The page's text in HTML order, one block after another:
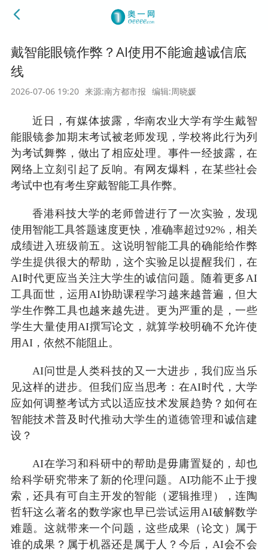
戴智能眼镜作弊？AI使用不能逾越诚信底
线
2026-07-06 19:20 来源:南方都市报 编辑:周晓媛
近日，有媒体披露，华南农业大学有学生戴智
能眼镜参加期末考试被老师发现，学校将此行为列
为考试舞弊，做出了相应处理。事件一经披露，在
网络上立刻引起了反响。有网友爆料，在某些社会
考试中也有考生穿戴智能工具作弊。
香港科技大学的老师曾进行了一次实验，发现
使用智能工具答题速度更快，准确率超过92%，相关
成绩进入班级前五。这说明智能工具的确能给作弊
学生提供很大的帮助，这个实验足以提醒我们，在
AI时代更应当关注大学生的诚信问题。随着更多AI
工具面世，运用AI协助课程学习越来越普遍，但大
学生作弊工具也越来越先进。更为严重的是，一些
学生大量使用AI撰写论文，就算学校明确不允许使
用AI，依然不能阻止。
AI问世是人类科技的又一大进步，我们应当乐
见这样的进步。但我们应当思考：在AI时代，大学
应如何调整考试方式以适应技术发展趋势？如何在
智能技术普及时代推动大学生的道德管理和诚信建
设？
AI在学习和科研中的帮助是毋庸置疑的，却也
给科学研究带来了新的伦理问题。AI功能不止于搜
索，还具有可自主开发的智能（逻辑推理），连陶
哲轩这么著名的数学家也早已尝试运用AI破解数学
难题。这就带来一个问题，这些成果（论文）属于
谁的成果？属于机器还是属于人？今后，AI会不会